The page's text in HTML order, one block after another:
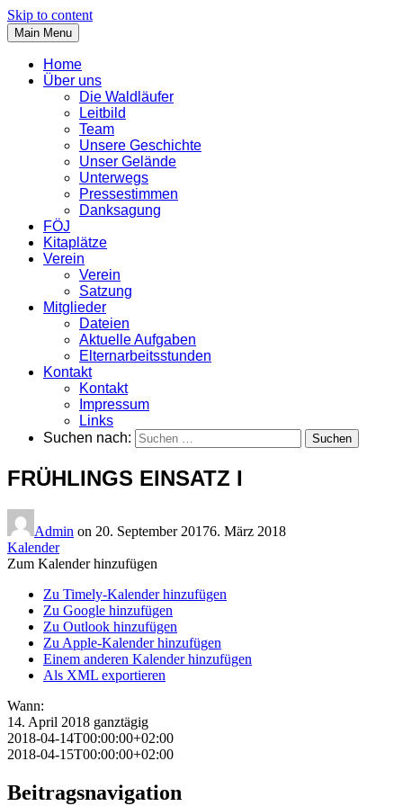
Skip to content
Main Menu
Home
Über uns
Die Waldläufer
Leitbild
Team
Unsere Geschichte
Unser Gelände
Unterwegs
Pressestimmen
Danksagung
FÖJ
Kitaplätze
Verein
Verein
Satzung
Mitglieder
Dateien
Aktuelle Aufgaben
Elternarbeitsstunden
Kontakt
Kontakt
Impressum
Links
Suchen nach:
FRÜHLINGS EINSATZ I
Admin on 20. September 20176. März 2018
Kalender
Zum Kalender hinzufügen
Zu Timely-Kalender hinzufügen
Zu Google hinzufügen
Zu Outlook hinzufügen
Zu Apple-Kalender hinzufügen
Einem anderen Kalender hinzufügen
Als XML exportieren
Wann:
14. April 2018 ganztägig
2018-04-14T00:00:00+02:00
2018-04-15T00:00:00+02:00
Beitragsnavigation